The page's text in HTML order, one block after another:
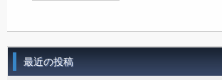
最近の投稿